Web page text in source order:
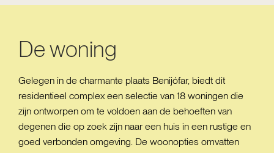
De woning
Gelegen in de charmante plaats Benijófar, biedt dit
residentieel complex een selectie van 18 woningen die
zijn ontworpen om te voldoen aan de behoeften van
degenen die op zoek zijn naar een huis in een rustige en
goed verbonden omgeving. De woonopties omvatten